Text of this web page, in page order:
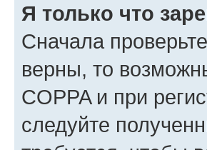
Я только что
Сначала
верны, то
COPPA и при
следуйте